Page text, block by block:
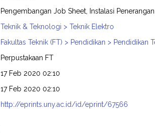
Pengembangan Job Sheet, Instalasi
Teknik & Teknologi > Teknik Elektro
Fakultas Teknik (FT) > Pendidikan > Pendidikan
Perpustakaan FT
17 Feb 2020 02:10
17 Feb 2020 02:10
http://eprints.uny.ac.id/id/eprint/67566